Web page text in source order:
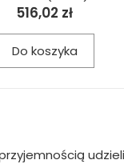
516,02 zł
Do koszyka